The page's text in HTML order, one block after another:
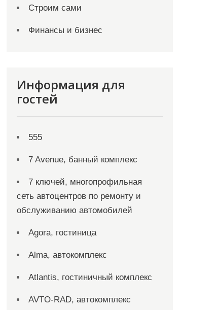
Строим сами
Финансы и бизнес
Информация для
гостей
555
7 Avenue, банный комплекс
7 ключей, многопрофильная
сеть автоцентров по ремонту и
обслуживанию автомобилей
Agora, гостиница
Alma, автокомплекс
Atlantis, гостиничный комплекс
AVTO-RAD, автокомплекс